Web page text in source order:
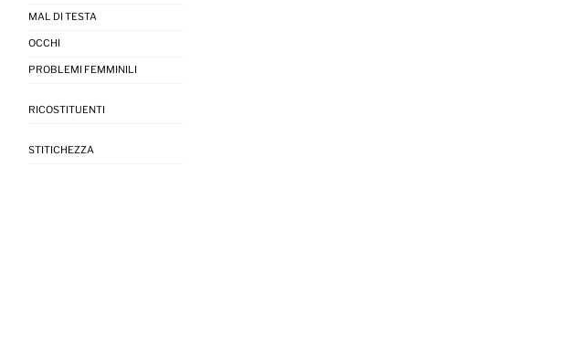
MAL DI TESTA
OCCHI
PROBLEMI FEMMINILI
RICOSTITUENTI
STITICHEZZA